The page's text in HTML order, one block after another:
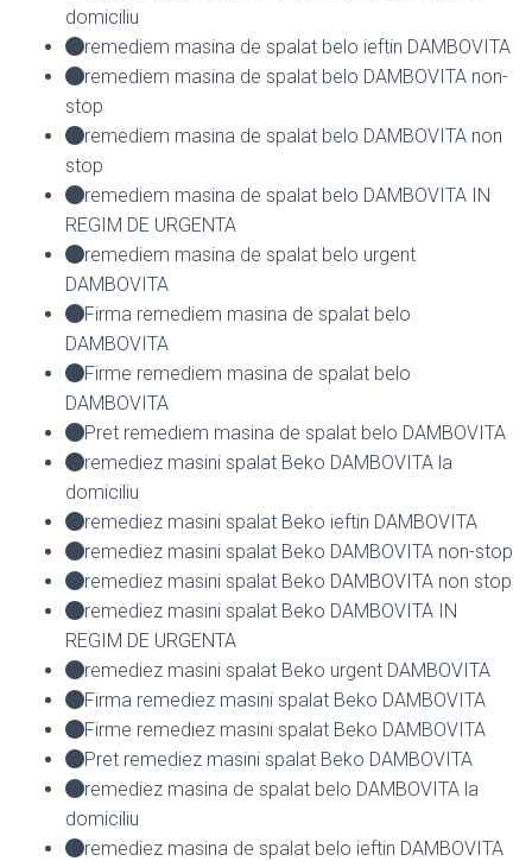
domiciliu
remediem masina de spalat belo ieftin DAMBOVITA
remediem masina de spalat belo DAMBOVITA non-
stop
remediem masina de spalat belo DAMBOVITA non
stop
remediem masina de spalat belo DAMBOVITA IN
REGIM DE URGENTA
remediem masina de spalat belo urgent
DAMBOVITA
Firma remediem masina de spalat belo
DAMBOVITA
Firme remediem masina de spalat belo
DAMBOVITA
Pret remediem masina de spalat belo DAMBOVITA
remediez masini spalat Beko DAMBOVITA la
domiciliu
remediez masini spalat Beko ieftin DAMBOVITA
remediez masini spalat Beko DAMBOVITA non-stop
remediez masini spalat Beko DAMBOVITA non stop
remediez masini spalat Beko DAMBOVITA IN
REGIM DE URGENTA
remediez masini spalat Beko urgent DAMBOVITA
Firma remediez masini spalat Beko DAMBOVITA
Firme remediez masini spalat Beko DAMBOVITA
Pret remediez masini spalat Beko DAMBOVITA
remediez masina de spalat belo DAMBOVITA la
domiciliu
remediez masina de spalat belo ieftin DAMBOVITA